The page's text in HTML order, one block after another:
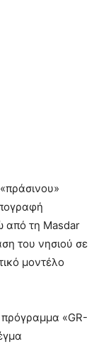
από τη Masdar
του νησιού σε
μοντέλο
πρόγραμμα «GR-